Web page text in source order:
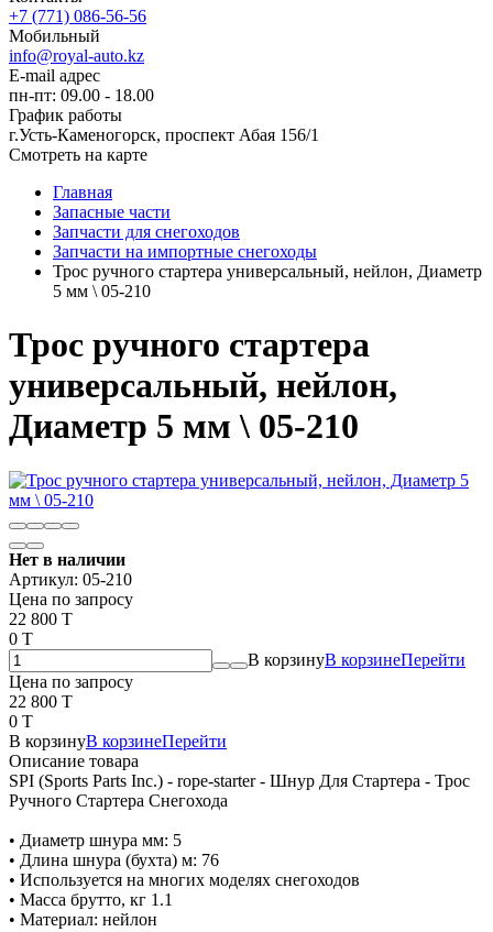
+7 (771) 086-56-56
Мобильный
info@royal-auto.kz
E-mail адрес
пн-пт: 09.00 - 18.00
График работы
г.Усть-Каменогорск, проспект Абая 156/1
Смотреть на карте
Главная
Запасные части
Запчасти для снегоходов
Запчасти на импортные снегоходы
Трос ручного стартера универсальный, нейлон, Диаметр
5 мм \ 05-210
Трос ручного стартера
универсальный, нейлон,
Диаметр 5 мм \ 05-210
Нет в наличии
Артикул: 05-210
Цена по запросу
22 800 T
0 T
В корзинуВ корзинеПерейти
Цена по запросу
22 800 T
0 T
В корзинуВ корзинеПерейти
Описание товара
SPI (Sports Parts Inc.) - rope-starter - Шнур Для Стартера - Трос
Ручного Стартера Снегохода
• Диаметр шнура мм: 5
• Длина шнура (бухта) м: 76
• Используется на многих моделях снегоходов
• Масса брутто, кг 1.1
• Материал: нейлон